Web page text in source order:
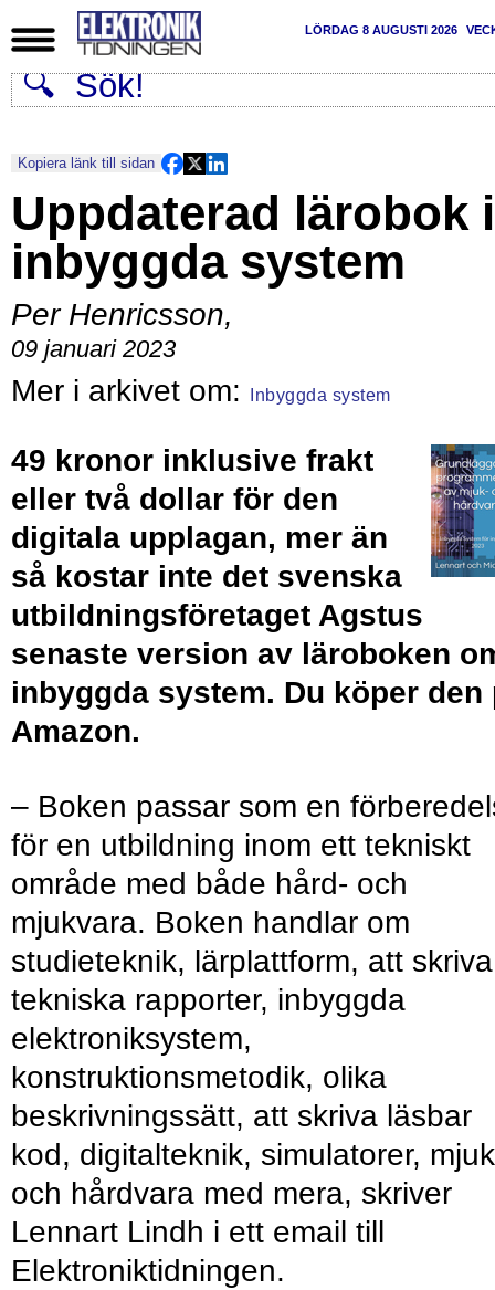
LÖRDAG 8 AUGUSTI 2026
Kopiera länk till sidan
Uppdaterad lärobok i
inbyggda system
Per Henricsson,
09 januari 2023
Inbyggda system
49 kronor inklusive frakt
eller två dollar för den
digitala upplagan, mer än
så kostar inte det svenska
utbildningsföretaget Agstus
senaste version av läroboken
inbyggda system. Du köper den
Amazon.
– Boken passar som en
för en utbildning inom ett tekniskt
område med både hård- och
mjukvara. Boken handlar om
studieteknik, lärplattform, att skriva
tekniska rapporter, inbyggda
elektroniksystem,
konstruktionsmetodik, olika
beskrivningssätt, att skriva läsbar
kod, digitalteknik, simulatorer,
och hårdvara med mera, skriver
Lennart Lindh i ett email till
Elektroniktidningen.